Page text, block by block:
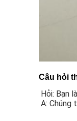
Câu hỏi
Hỏi: Bạn
A: Chúng